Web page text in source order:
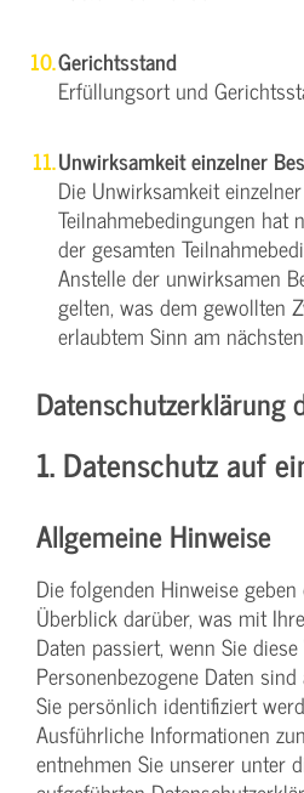
Gerichtsstand
Erfüllungsort und
Unwirksamkeit einzelner
Die Unwirksamkeit
Teilnahmebedingungen hat
der gesamten
Anstelle der unwirksamen
gelten, was dem gewollten
erlaubtem Sinn am
Datenschutzerklärung
1. Datenschutz auf
Allgemeine Hinweise
Die folgenden Hinweise
Überblick darüber, was mit
Daten passiert, wenn Sie
Personenbezogene Daten
Sie persönlich identifiziert
Ausführliche Informationen
entnehmen Sie unserer unter